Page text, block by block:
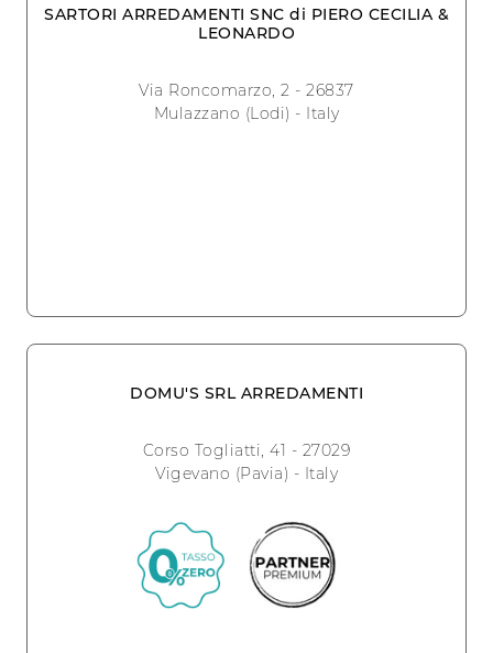
SARTORI ARREDAMENTI SNC di PIERO CECILIA &
LEONARDO
Via Roncomarzo, 2 - 26837
Mulazzano (Lodi) - Italy
DOMU'S SRL ARREDAMENTI
Corso Togliatti, 41 - 27029
Vigevano (Pavia) - Italy